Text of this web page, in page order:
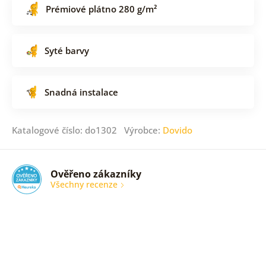
Prémiové plátno 280 g/m²
Syté barvy
Snadná instalace
Katalogové číslo: do1302 Výrobce: Dovido
Ověřeno zákazníky
Všechny recenze